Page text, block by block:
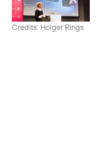
Credits: Holger Rings